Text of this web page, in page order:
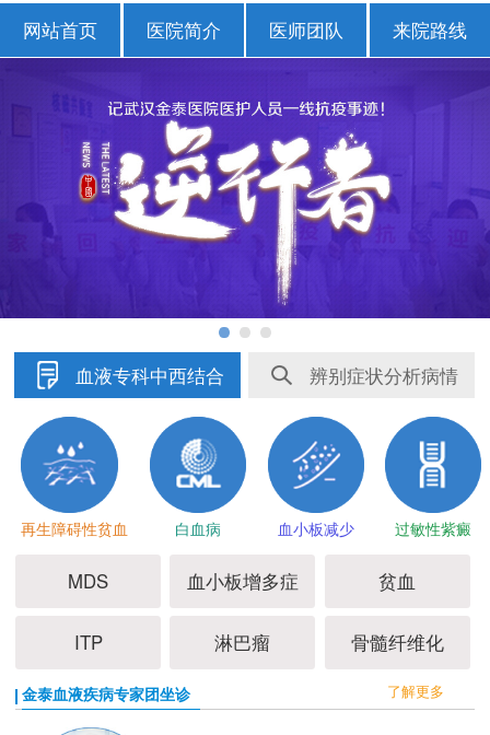
网站首页 医院简介 医师团队 来院路线
血液专科中西结合 辨别症状分析病情
再生障碍性贫血 白血病 血小板减少 过敏性紫癜
MDS 血小板增多症 贫血
ITP 淋巴瘤 骨髓纤维化
金泰血液疾病专家团坐诊 了解更多